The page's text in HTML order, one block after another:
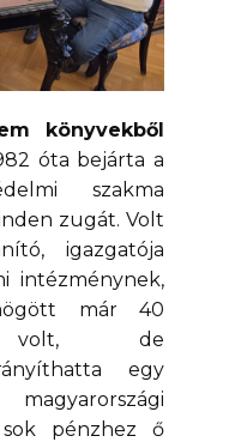
könyvekből
óta bejárta a
szakma
zugát. Volt
igazgatója
intézménynek,
már 40
volt, de
egy
pénzhez ő